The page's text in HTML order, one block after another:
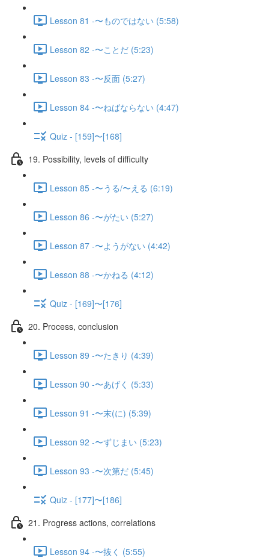
Lesson 81 -〜ものではない (5:58)
Lesson 82 -〜ことだ (5:23)
Lesson 83 -〜反面 (5:27)
Lesson 84 -〜ねばならない (4:47)
Quiz - [159]〜[168]
19. Possibility, levels of difficulty
Lesson 85 -〜うる/〜える (6:19)
Lesson 86 -〜がたい (5:27)
Lesson 87 -〜ようがない (4:42)
Lesson 88 -〜かねる (4:12)
Quiz - [169]〜[176]
20. Process, conclusion
Lesson 89 -〜たきり (4:39)
Lesson 90 -〜あげく (5:33)
Lesson 91 -〜末(に) (5:39)
Lesson 92 -〜ずじまい (5:23)
Lesson 93 -〜次第だ (5:45)
Quiz - [177]〜[186]
21. Progress actions, correlations
Lesson 94 -〜抜く (5:55)